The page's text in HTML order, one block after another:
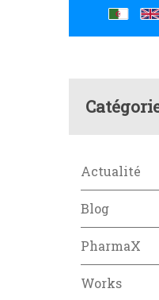
Actualité
Blog
PharmaX
Works